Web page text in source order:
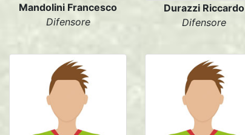
Mandolini Francesco
Difensore
Durazzi Riccardo
Difensore